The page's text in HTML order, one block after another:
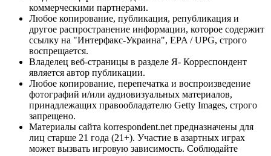
коммерческими партнерами.
Любое копирование, публикация, републикация и
другое распространение информации, которое содержит
ссылку на "Интерфакс-Украина", EPA / UPG, строго
воспрещается.
Владелец веб-страницы в разделе Я- Корреспондент
является автор публикации.
Любое копирование, перепечатка и воспроизведение
фотографий и/или аудиовизуальных материалов,
принадлежащих правообладателю Getty Images, строго
запрещено.
Материалы сайта korrespondent.net предназначены для
лиц старше 21 года (21+). Участие в азартных играх
может вызвать игровую зависимость. Соблюдайте